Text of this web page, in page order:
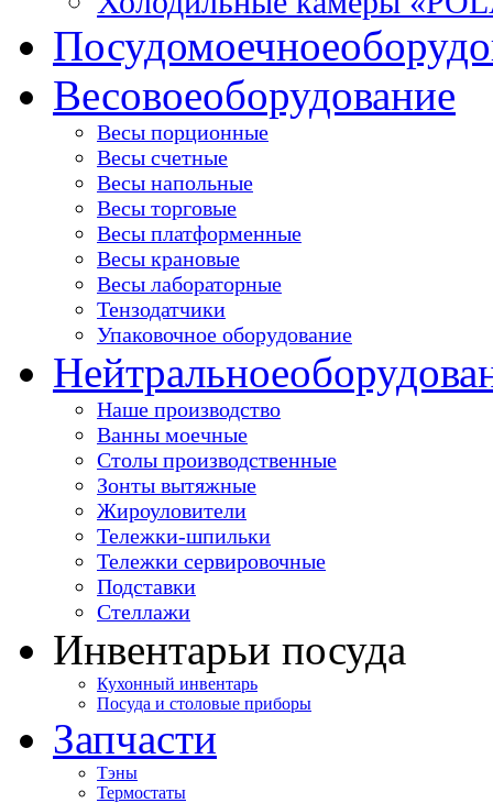
Посудомоечное
Весовоеоборудование
Весы порционные
Весы счетные
Весы напольные
Весы торговые
Весы платформенные
Весы крановые
Весы лабораторные
Тензодатчики
Упаковочное оборудование
Нейтральное
Наше производство
Ванны моечные
Столы производственные
Зонты вытяжные
Жироуловители
Тележки-шпильки
Тележки сервировочные
Подставки
Стеллажи
Инвентарьи посуда
Кухонный инвентарь
Посуда и столовые приборы
Запчасти
Тэны
Термостаты